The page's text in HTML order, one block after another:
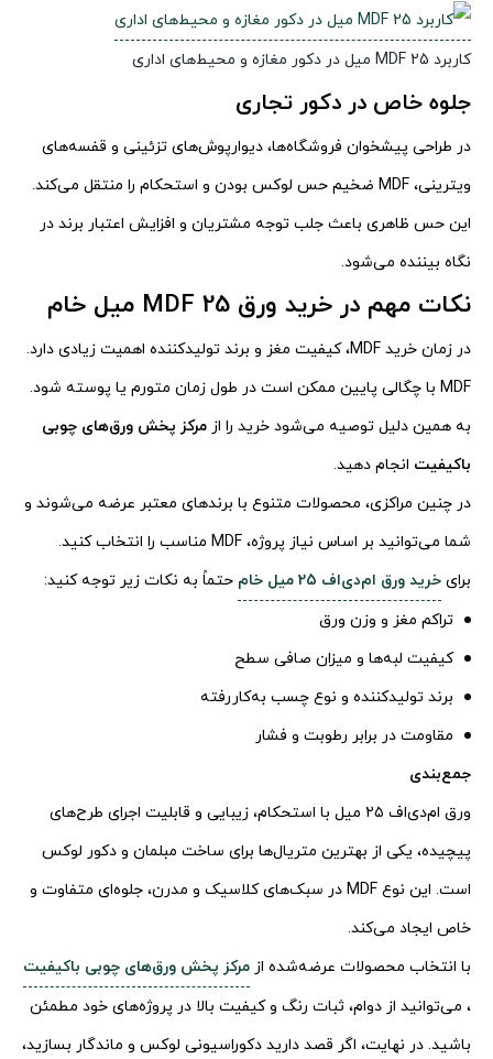
کاربرد MDF 25 میل در دکور مغازه و محیط‌های اداری
جلوه خاص در دکور تجاری
در طراحی پیشخوان فروشگاه‌ها، دیوارپوش‌های تزئینی و قفسه‌های
ویترینی، MDF ضخیم حس لوکس بودن و استحکام را منتقل می‌کند.
این حس ظاهری باعث جلب توجه مشتریان و افزایش اعتبار برند در
نگاه بیننده می‌شود.
نکات مهم در خرید ورق MDF 25 میل خام
در زمان خرید MDF، کیفیت مغز و برند تولیدکننده اهمیت زیادی دارد.
MDF با چگالی پایین ممکن است در طول زمان متورم یا پوسته شود.
به همین دلیل توصیه می‌شود خرید را از مرکز پخش ورق‌های چوبی
باکیفیت انجام دهید.
در چنین مراکزی، محصولات متنوع با برندهای معتبر عرضه می‌شوند و
شما می‌توانید بر اساس نیاز پروژه، MDF مناسب را انتخاب کنید.
برای خرید ورق ام‌دی‌اف 25 میل خام
حتماً به نکات زیر توجه کنید:
تراکم مغز و وزن ورق
کیفیت لبه‌ها و میزان صافی سطح
برند تولیدکننده و نوع چسب به‌کاررفته
مقاومت در برابر رطوبت و فشار
جمع‌بندی
ورق ام‌دی‌اف ۲۵ میل با استحکام، زیبایی و قابلیت اجرای طرح‌های
پیچیده، یکی از بهترین متریال‌ها برای ساخت مبلمان و دکور لوکس
است. این نوع MDF در سبک‌های کلاسیک و مدرن، جلوه‌ای متفاوت و
خاص ایجاد می‌کند.
با انتخاب محصولات عرضه‌شده از مرکز پخش ورق‌های چوبی باکیفیت
، می‌توانید از دوام، ثبات رنگ و کیفیت بالا در پروژه‌های خود مطمئن
باشید. در نهایت، اگر قصد دارید دکوراسیونی لوکس و ماندگار بسازید،